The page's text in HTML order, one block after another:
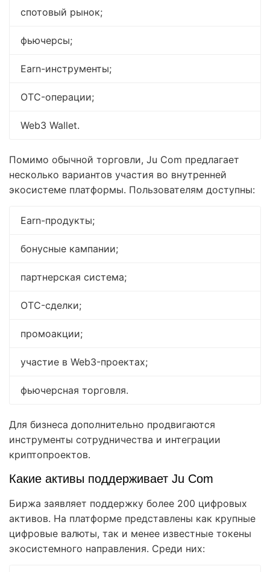
спотовый рынок;
фьючерсы;
Earn-инструменты;
OTC-операции;
Web3 Wallet.
Помимо обычной торговли, Ju Com предлагает
несколько вариантов участия во внутренней
экосистеме платформы. Пользователям доступны:
Earn-продукты;
бонусные кампании;
партнерская система;
OTC-сделки;
промоакции;
участие в Web3-проектах;
фьючерсная торговля.
Для бизнеса дополнительно продвигаются
инструменты сотрудничества и интеграции
криптопроектов.
Какие активы поддерживает Ju Com
Биржа заявляет поддержку более 200 цифровых
активов. На платформе представлены как крупные
цифровые валюты, так и менее известные токены
экосистемного направления. Среди них: